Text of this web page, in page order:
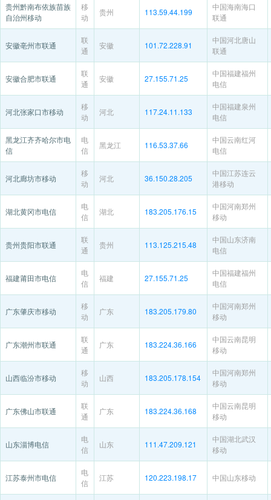
贵州黔南布依族苗族
自治州移动
移
动
贵州 113.59.44.199
中国海南海口
联通
安徽亳州市联通
联
通
安徽 101.72.228.91
中国河北唐山
联通
安徽合肥市联通
联
通
安徽 27.155.71.25
中国福建福州
电信
河北张家口市移动
移
动
河北 117.24.11.133
中国福建泉州
电信
黑龙江齐齐哈尔市电
信
电
信
黑龙江 116.53.37.66
中国云南红河
电信
河北廊坊市移动
移
动
河北 36.150.28.205
中国江苏连云
港移动
湖北黄冈市电信
电
信
湖北 183.205.176.15
中国河南郑州
移动
贵州贵阳市联通
联
通
贵州 113.125.215.48
中国山东济南
电信
福建莆田市电信
电
信
福建 27.155.71.25
中国福建福州
电信
广东肇庆市移动
移
动
广东 183.205.179.80
中国河南郑州
移动
广东潮州市联通
联
通
广东 183.224.36.166
中国云南昆明
移动
山西临汾市移动
移
动
山西 183.205.178.154
中国河南郑州
移动
广东佛山市联通
联
通
广东 183.224.36.168
中国云南昆明
移动
山东淄博电信
电
信
山东 111.47.209.121
中国湖北武汉
移动
江苏泰州市电信
电
信
江苏 120.223.198.17 中国山东移动